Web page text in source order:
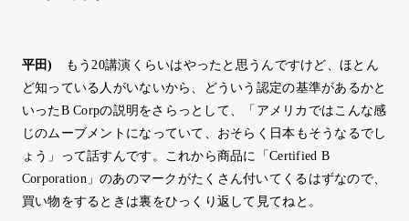
平田)
もう20講演くらいはやったと思うんですけど、ほとん
ど知っている人がいないから、どういう認定の基準があるかと
いったB Corpの説明をさらっとして、「アメリカではこんな感
じのムーブメントになっていて、おそらく日本もそうなるでし
ょう」って話すんです。これから商品に「Certified B
Corporation」のあのマークがたくさん付いてくるはずなので、
買い物をするときは裏をひっくり返して見てねと。